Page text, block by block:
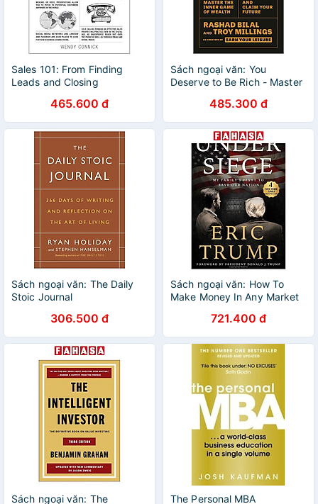
Sales 101: From Finding
Leads and Closing
Customers and Growing
Your Business, an Essential
Primer on How to Sell
465.600 đ
Sách ngoại văn: You
Deserve to Be Rich - Master
and Claim Your Future
485.300 đ
Sách ngoại văn: The Daily
Stoic Journal
306.500 đ
Sách ngoại văn: How To
Make Money In Any Market
721.400 đ
Sách ngoại văn: The The Personal MBA